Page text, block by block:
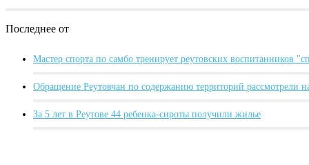
Последнее от
Мастер спорта по самбо тренирует реутовских воспитанников
Обращение Реутовчан по содержанию территорий рассмотрели
За 5 лет в Реутове 44 ребенка-сироты получили жилье